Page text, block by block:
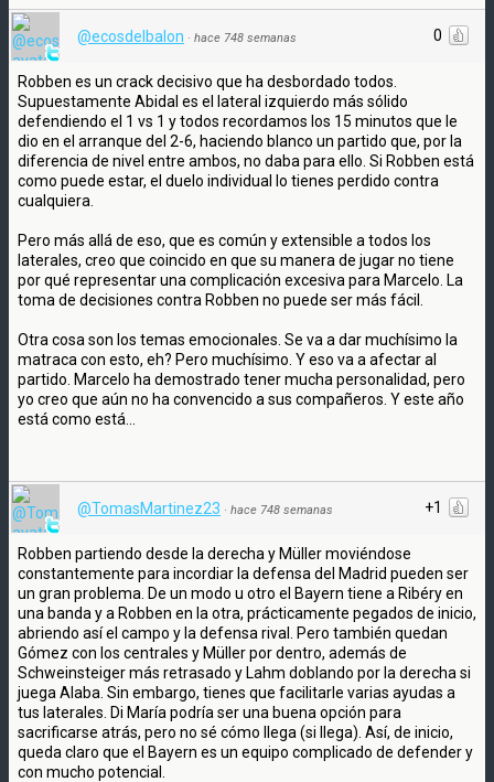
0
@ecosdelbalon · hace 748 semanas
Robben es un crack decisivo que ha desbordado todos.
Supuestamente Abidal es el lateral izquierdo más sólido
defendiendo el 1 vs 1 y todos recordamos los 15 minutos que le
dio en el arranque del 2-6, haciendo blanco un partido que, por la
diferencia de nivel entre ambos, no daba para ello. Si Robben está
como puede estar, el duelo individual lo tienes perdido contra
cualquiera.
Pero más allá de eso, que es común y extensible a todos los
laterales, creo que coincido en que su manera de jugar no tiene
por qué representar una complicación excesiva para Marcelo. La
toma de decisiones contra Robben no puede ser más fácil.
Otra cosa son los temas emocionales. Se va a dar muchísimo la
matraca con esto, eh? Pero muchísimo. Y eso va a afectar al
partido. Marcelo ha demostrado tener mucha personalidad, pero
yo creo que aún no ha convencido a sus compañeros. Y este año
está como está...
+1
@TomasMartinez23 · hace 748 semanas
Robben partiendo desde la derecha y Müller moviéndose
constantemente para incordiar la defensa del Madrid pueden ser
un gran problema. De un modo u otro el Bayern tiene a Ribéry en
una banda y a Robben en la otra, prácticamente pegados de inicio,
abriendo así el campo y la defensa rival. Pero también quedan
Gómez con los centrales y Müller por dentro, además de
Schweinsteiger más retrasado y Lahm doblando por la derecha si
juega Alaba. Sin embargo, tienes que facilitarle varias ayudas a
tus laterales. Di María podría ser una buena opción para
sacrificarse atrás, pero no sé cómo llega (si llega). Así, de inicio,
queda claro que el Bayern es un equipo complicado de defender y
con mucho potencial.